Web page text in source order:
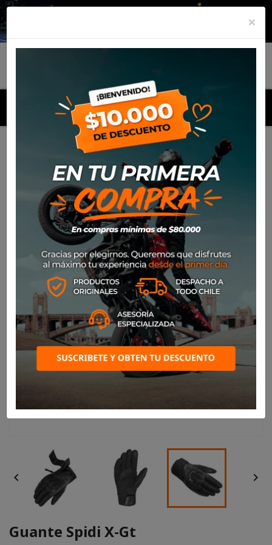
MENU
Productos Equipamiento Guante Spidi X-Gt
 
Guante Spidi X-Gt
×